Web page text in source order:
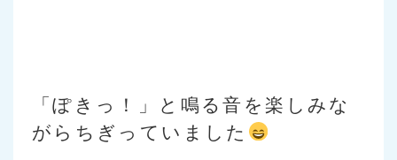
「ぽきっ！」と鳴る音を楽しみな
がらちぎっていました